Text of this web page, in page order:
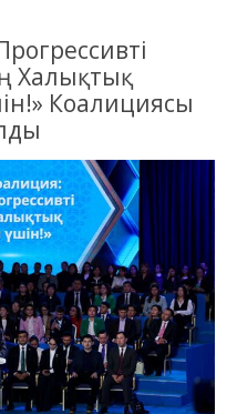
Халықтық
Коалициясы